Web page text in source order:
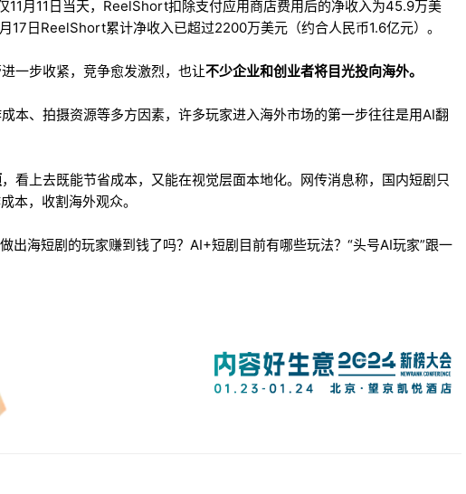
月11日当天，ReelShort扣除支付应用商店费用后的净收入为45.9万美
17日ReelShort累计净收入已超过2200万美元（约合人民币1.6亿元）。
一步收紧，竞争愈发激烈，也让不少企业和创业者将目光投向海外。
本、拍摄资源等多方因素，许多玩家进入海外市场的第一步往往是用AI翻
，看上去既能节省成本，又能在视觉层面本地化。网传消息称，国内短剧只
本，收割海外观众。
出海短剧的玩家赚到钱了吗？AI+短剧目前有哪些玩法？“头号AI玩家”跟一